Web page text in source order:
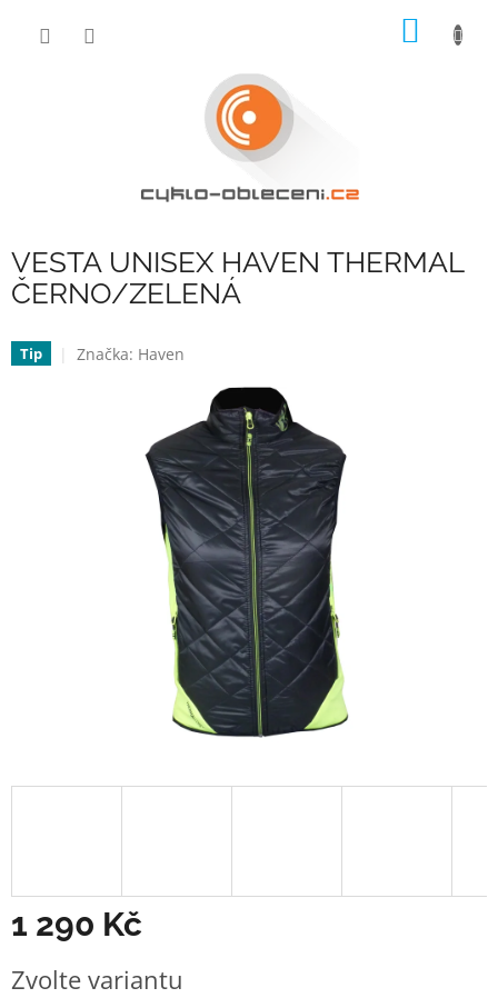
VESTA UNISEX HAVEN THERMAL
ČERNO/ZELENÁ
Tip Značka: Haven
1 290 Kč
cena:
Zvolte variantu